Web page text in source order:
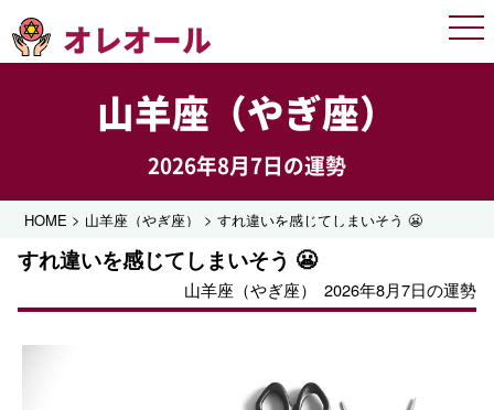
オレオール
山羊座（やぎ座）
2026年8月7日の運勢
HOME > 山羊座（やぎ座） >すれ違いを感じてしまいそう 😬
すれ違いを感じてしまいそう 😬
山羊座（やぎ座） 2026年8月7日の運勢